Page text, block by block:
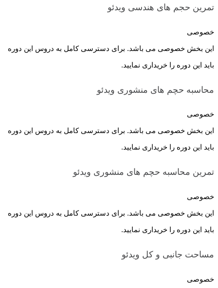
تمرین حجم های هندسی ویدئو
خصوصی
این بخش خصوصی می باشد. برای دسترسی کامل به دروس این دوره
باید این دوره را خریداری نمایید.
محاسبه حچم های منشوری ویدئو
خصوصی
این بخش خصوصی می باشد. برای دسترسی کامل به دروس این دوره
باید این دوره را خریداری نمایید.
تمرین محاسبه حچم های منشوری ویدئو
خصوصی
این بخش خصوصی می باشد. برای دسترسی کامل به دروس این دوره
باید این دوره را خریداری نمایید.
مساحت جانبی و کل ویدئو
خصوصی